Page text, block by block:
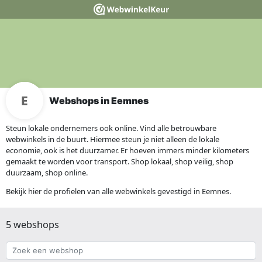
Webshops in Eemnes
Steun lokale ondernemers ook online. Vind alle betrouwbare
webwinkels in de buurt. Hiermee steun je niet alleen de lokale
economie, ook is het duurzamer. Er hoeven immers minder kilometers
gemaakt te worden voor transport. Shop lokaal, shop veilig, shop
duurzaam, shop online.
Bekijk hier de profielen van alle webwinkels gevestigd in Eemnes.
5 webshops
Zoek
een